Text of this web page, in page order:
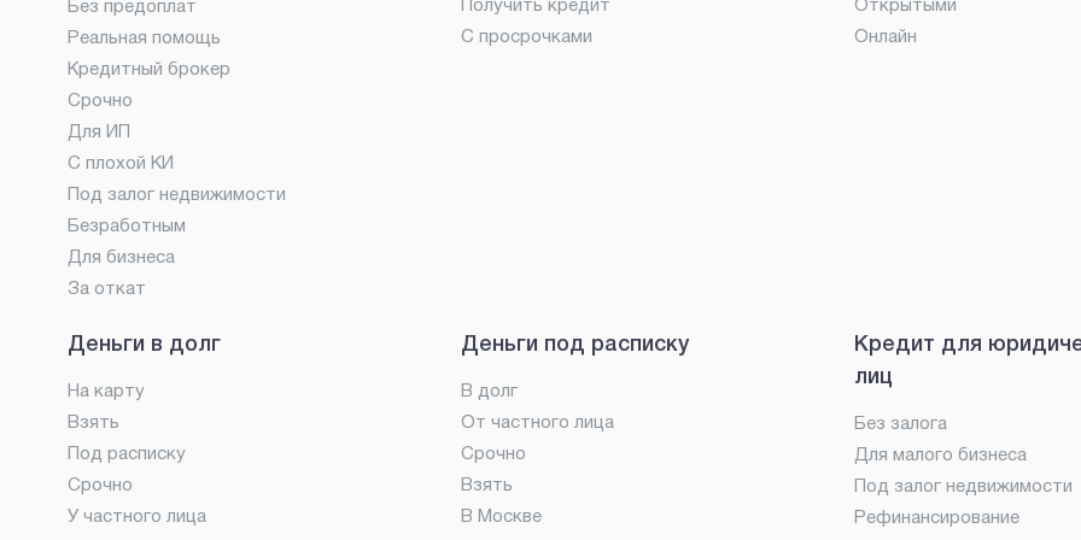
Без предоплат
Реальная помощь
Кредитный брокер
Срочно
Для ИП
С плохой КИ
Под залог недвижимости
Безработным
Для бизнеса
За откат
Получить кредит
С просрочками
Открытыми
Онлайн
Деньги в долг
На карту
Взять
Под расписку
Срочно
У частного лица
Деньги под расписку
В долг
От частного лица
Срочно
Взять
В Москве
Кредит для
лиц
Без залога
Для малого бизнеса
Под залог недвижимости
Рефинансирование